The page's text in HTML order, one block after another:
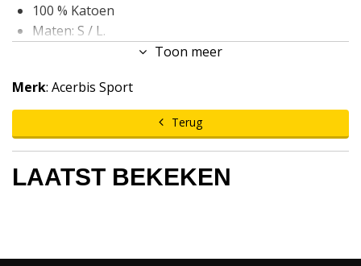
100 % Katoen
Maten: S / L.
Toon meer
Merk: Acerbis Sport
Terug
LAATST BEKEKEN